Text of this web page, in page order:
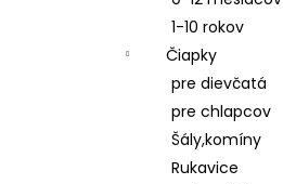
1-10 rokov
Čiapky
pre dievčatá
pre chlapcov
Šály,komíny
Rukavice
€28,50